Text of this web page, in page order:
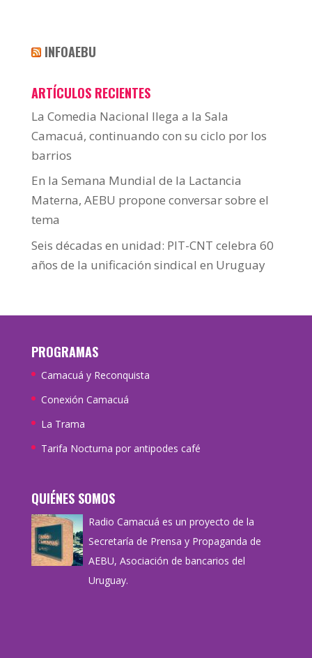
INFOAEBU
ARTÍCULOS RECIENTES
La Comedia Nacional llega a la Sala
Camacuá, continuando con su ciclo por los
barrios
En la Semana Mundial de la Lactancia
Materna, AEBU propone conversar sobre el
tema
Seis décadas en unidad: PIT-CNT celebra 60
años de la unificación sindical en Uruguay
PROGRAMAS
Camacuá y Reconquista
Conexión Camacuá
La Trama
Tarifa Nocturna por antipodes café
QUIÉNES SOMOS
Radio Camacuá es un proyecto de la
Secretaría de Prensa y Propaganda de
AEBU, Asociación de bancarios del
Uruguay.